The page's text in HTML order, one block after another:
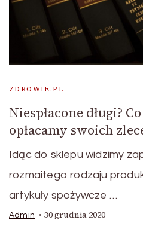
ZDROWIE.PL
Niespłacone długi?
opłacamy swoich
Idąc do sklepu widzimy
rozmaitego rodzaju
artykuły spożywcze …
Admin 30 grudnia 2020